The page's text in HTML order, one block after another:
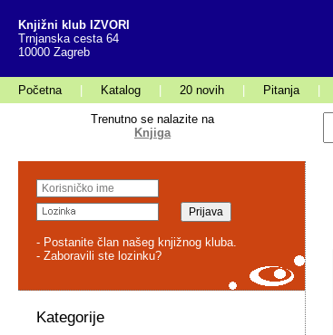
Knjižni klub IZVORI
Trnjanska cesta 64
10000 Zagreb
Početna Katalog 20 novih Pitanja
Trenutno se nalazite na
Knjiga
- Postanite član našeg knjižnog kluba.
- Zaboravili ste lozinku?
Kategorije